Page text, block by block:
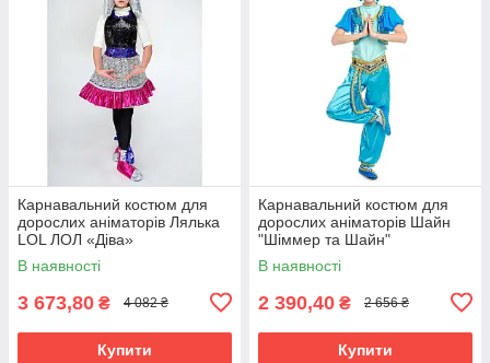
Карнавальний костюм для
дорослих аніматорів Лялька
LOL ЛОЛ «Діва»
В наявності
3 673,80 ₴ 4 082 ₴
Купити
Карнавальний костюм для
дорослих аніматорів Шайн
"Шіммер та Шайн"
В наявності
2 390,40 ₴ 2 656 ₴
Купити